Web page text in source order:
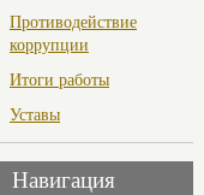
Противодействие
коррупции
Итоги работы
Уставы
Навигация